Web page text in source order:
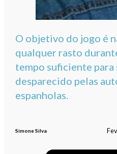
O objetivo do jogo é
qualquer rasto
tempo suficiente para
desparecido pelas
espanholas.
Simone Silva